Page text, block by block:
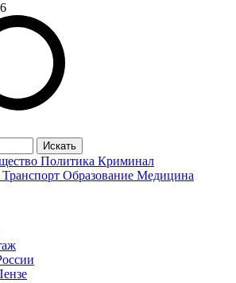
Политика Криминал
Транспорт Образование Медицина